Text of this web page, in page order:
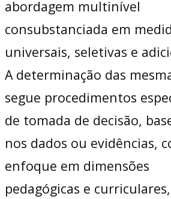
abordagem multinível
consubstanciada em
universais, seletivas e
A determinação das
segue procedimentos
de tomada de decisão,
nos dados ou evidências,
enfoque em dimensões
pedagógicas e